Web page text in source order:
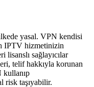
yasal. VPN kendisi
IPTV hizmetinizin
lisanslı sağlayıcılar
telif hakkıyla korunan
kullanıp
risk taşıyabilir.